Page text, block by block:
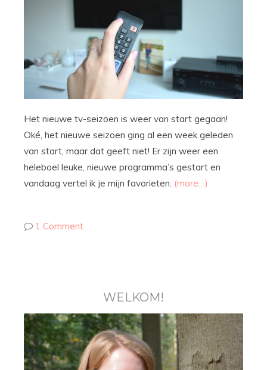
Het nieuwe tv-seizoen is weer van start gegaan!
Oké, het nieuwe seizoen ging al een week geleden
van start, maar dat geeft niet! Er zijn weer een
heleboel leuke, nieuwe programma’s gestart en
vandaag vertel ik je mijn favorieten. (more…)
1 Comment
WELKOM!